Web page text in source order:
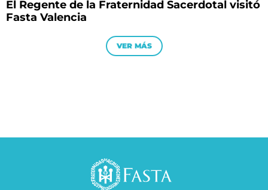
El Regente de la Fraternidad Sacerdotal visitó
Fasta Valencia
VER MÁS